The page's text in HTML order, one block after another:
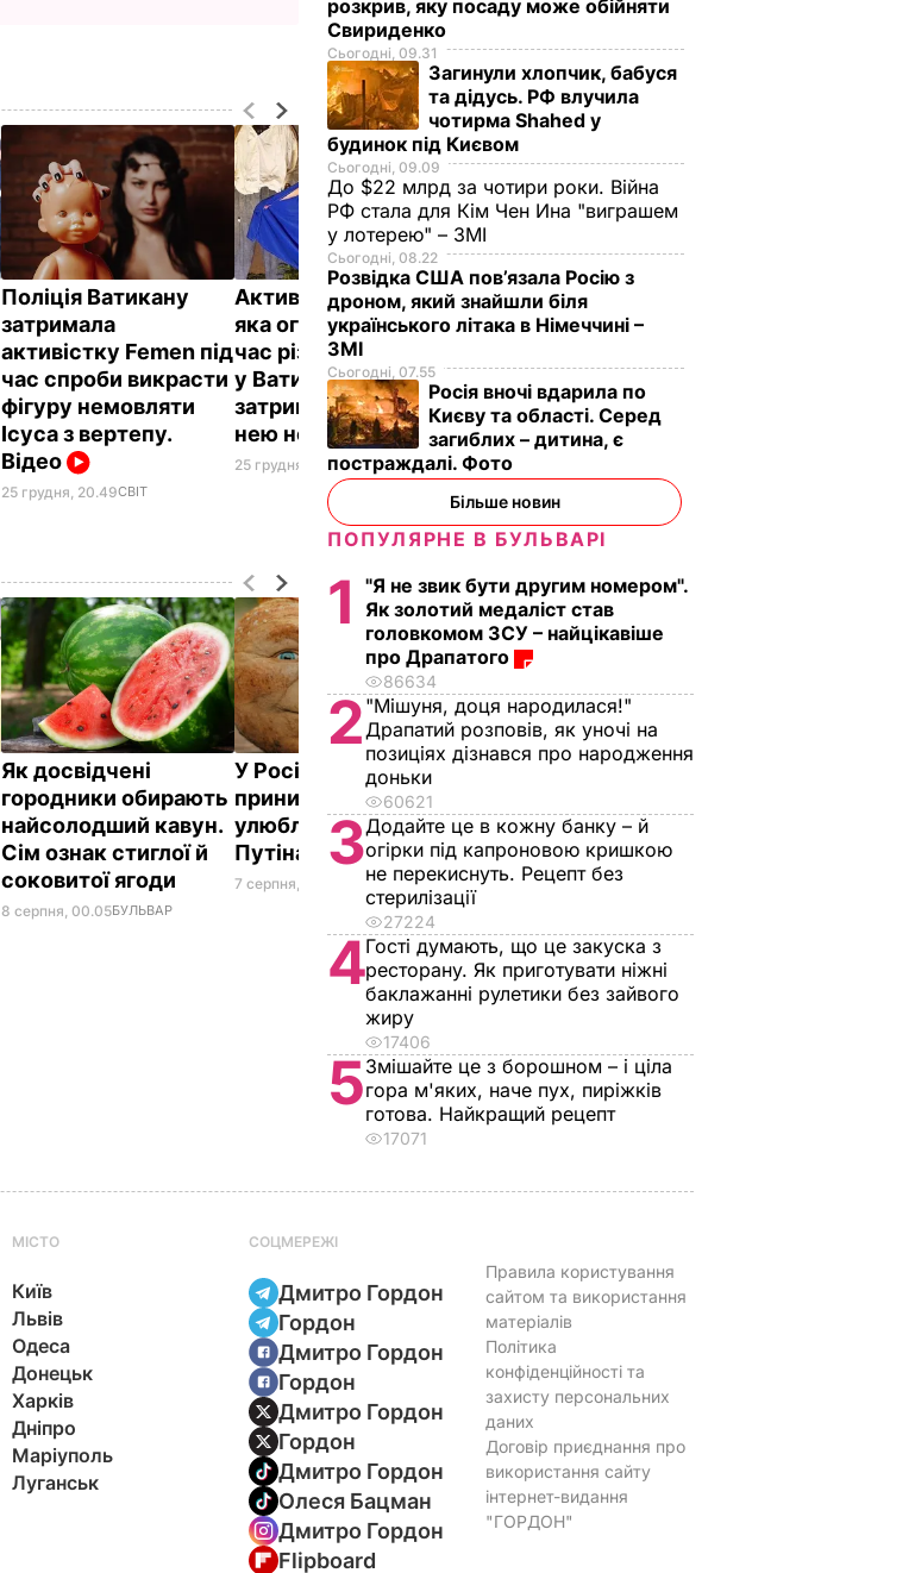
Поліція Ватикану
затримала
активістку Femen під
час спроби викрасти
фігуру немовляти
Ісуса з вертепу.
Відео
25 грудня, 20.49СВІТ
Активістку Femen,
яка оголилася під
час різдвяної служби
у Ватикані,
затримали, зв'язку з
нею немає – ЗМІ
25 грудня, 19.36СВІТ
Як досвідчені
городники обирають
найсолодший кавун.
Сім ознак стиглої й
соковитої ягоди
8 серпня, 00.05БУЛЬВАР
У Росії жорстоко
принизили
улюбленого героя
Путіна
7 серпня, 23.42 БУЛЬВАР
"Дімка був наче
збухався". У мережу
потрапили знімки
Кабаєвої з
Медведєвим
7 серпня, 20.39БУЛЬВАР
розкрив, яку посаду може обійняти
Свириденко
Сьогодні, 09.31
Загинули хлопчик, бабуся
та дідусь. РФ влучила
чотирма Shahed у
будинок під Києвом
Сьогодні, 09.09
До $22 млрд за чотири роки. Війна
РФ стала для Кім Чен Ина "виграшем
у лотерею" – ЗМІ
Сьогодні, 08.22
Розвідка США пов’язала Росію з
дроном, який знайшли біля
українського літака в Німеччині –
ЗМІ
Сьогодні, 07.55
Росія вночі вдарила по
Києву та області. Серед
загиблих – дитина, є
постраждалі. Фото
Більше новин
ПОПУЛЯРНЕ В БУЛЬВАРІ
1
"Я не звик бути другим номером".
Як золотий медаліст став
головкомом ЗСУ – найцікавіше
про Драпатого
86634
2 "Мішуня, доця народилася!"
Драпатий розповів, як уночі на
позиціях дізнався про народження
доньки
60621
3Додайте це в кожну банку – й
огірки під капроновою кришкою
не перекиснуть. Рецепт без
стерилізації
27224
4Гості думають, що це закуска з
ресторану. Як приготувати ніжні
баклажанні рулетики без зайвого
жиру
17406
5Змішайте це з борошном – і ціла
гора м'яких, наче пух, пиріжків
готова. Найкращий рецепт
17071
МІСТО
Київ
Львів
Одеса
Донецьк
Харків
Дніпро
Маріуполь
Луганськ
СОЦМЕРЕЖІ
Дмитро Гордон
Гордон
Дмитро Гордон
Гордон
Дмитро Гордон
Гордон
Дмитро Гордон
Олеся Бацман
Дмитро Гордон
Flipboard
Правила користування
сайтом та використання
матеріалів
Політика
конфіденційності та
захисту персональних
даних
Договір приєднання про
використання сайту
інтернет-видання
"ГОРДОН"